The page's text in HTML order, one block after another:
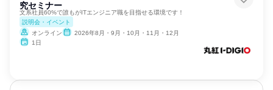
究セミナー
文系社員60%で誰もがITエンジニア職を目指せる環境です！
説明会・イベント
オンライン
2026年8月・9月・10月・11月・12月
1日